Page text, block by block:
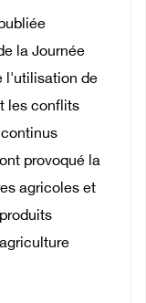
la Journée
l'utilisation de
les conflits
provoqué la
agricoles et